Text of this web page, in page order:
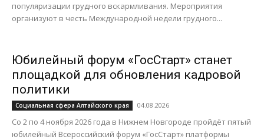
популяризации грудного вскармливания. Мероприятия
организуют в честь Международной недели грудного...
Юбилейный форум «ГосСтарт» станет
площадкой для обновления кадровой
политики
Социальная сфера Алтайского края 04.08.2026
Со 2 по 4 ноября 2026 года в Нижнем Новгороде пройдёт пятый
юбилейный Всероссийский форум «ГосСтарт» платформы